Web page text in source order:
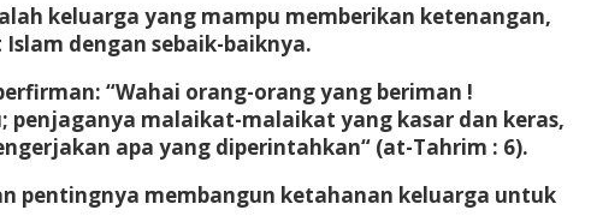
keluarga yang mampu memberikan ketenangan,
dengan sebaik-baiknya.
“Wahai orang-orang yang beriman !
malaikat-malaikat yang kasar dan keras,
apa yang diperintahkan“ (at-Tahrim : 6).
pentingnya membangun ketahanan keluarga untuk